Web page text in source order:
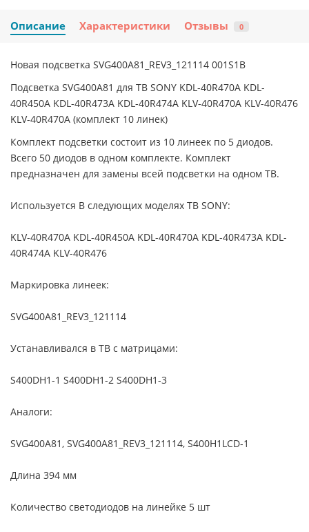
Описание Характеристики Отзывы 0
Новая подсветка SVG400A81_REV3_121114 001S1B
Подсветка SVG400A81 для ТВ SONY KDL-40R470A KDL-
40R450A KDL-40R473A KDL-40R474A KLV-40R470A KLV-40R476
KLV-40R470A (комплект 10 линек)
Комплект подсветки состоит из 10 линеек по 5 диодов.
Всего 50 диодов в одном комплекте. Комплект
предназначен для замены всей подсветки на одном ТВ.
Используется В следующих моделях ТВ SONY:
KLV-40R470A KDL-40R450A KDL-40R470A KDL-40R473A KDL-
40R474A KLV-40R476
Маркировка линеек:
SVG400A81_REV3_121114
Устанавливался в ТВ с матрицами:
S400DH1-1 S400DH1-2 S400DH1-3
Аналоги:
SVG400A81, SVG400A81_REV3_121114, S400H1LCD-1
Длина 394 мм
Количество светодиодов на линейке 5 шт